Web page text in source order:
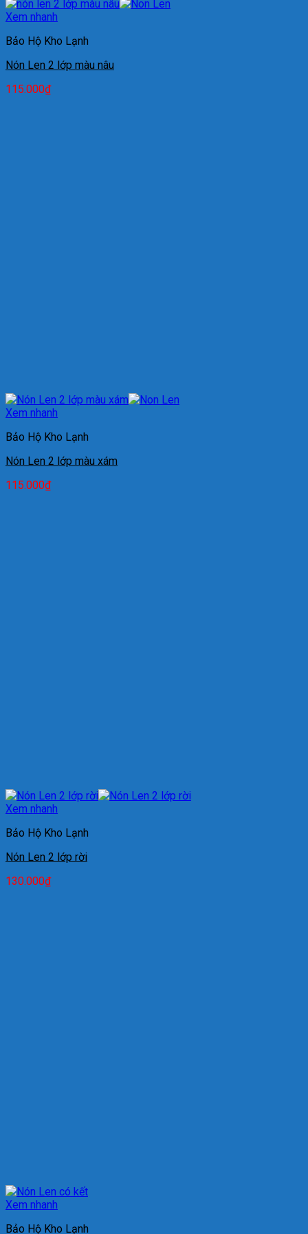
Xem nhanh
Bảo Hộ Kho Lạnh
Nón Len 2 lớp màu nâu
115.000₫
Xem nhanh
Bảo Hộ Kho Lạnh
Nón Len 2 lớp màu xám
115.000₫
Xem nhanh
Bảo Hộ Kho Lạnh
Nón Len 2 lớp rời
130.000₫
Xem nhanh
Bảo Hộ Kho Lạnh